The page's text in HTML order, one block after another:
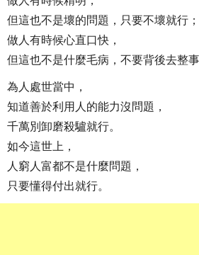
但這也不是壞的問題，只要不壞就行；
做人有時候心直口快，
但這也不是什麼毛病，不要背後去整事
為人處世當中，
知道善於利用人的能力沒問題，
千萬別卸磨殺驢就行。
如今這世上，
人窮人富都不是什麼問題，
只要懂得付出就行。